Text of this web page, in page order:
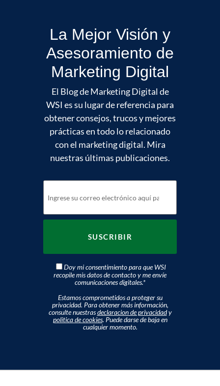
La Mejor Visión y
Asesoramiento de
Marketing Digital
El Blog de Marketing Digital de
WSI es su lugar de referencia para
obtener consejos, trucos y mejores
prácticas en todo lo relacionado
con el marketing digital. Mira
nuestras últimas publicaciones.
Doy mi consentimiento para que WSI
recopile mis datos de contacto y me envíe
comunicaciones digitales.*
Estamos comprometidos a proteger su
privacidad. Para obtener más información,
consulte nuestrasdeclaracion de privacidady
politica de cookies. Puede darse de baja en
cualquier momento.